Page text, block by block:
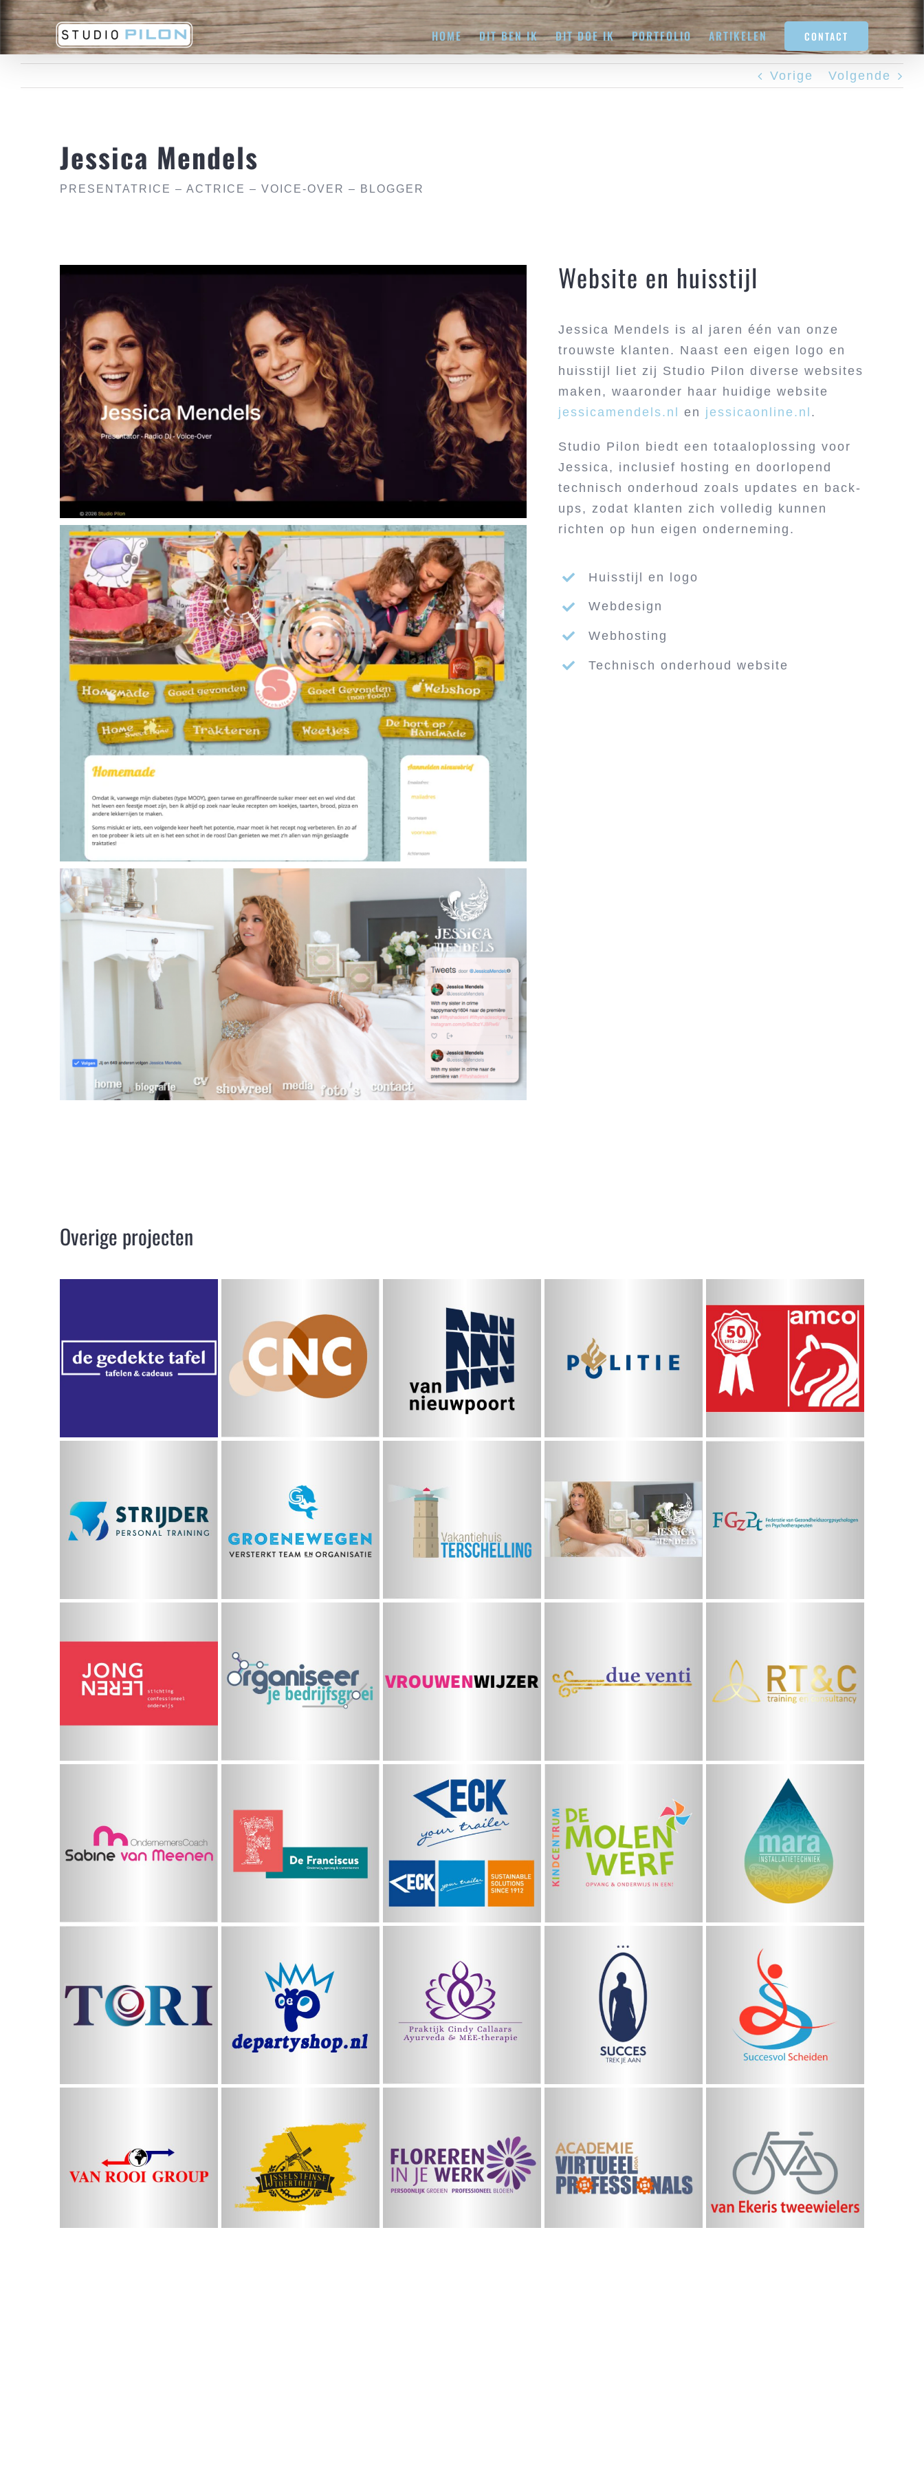
Ga
naar
inhoud
HOME DIT BEN IK DIT DOE IK PORTFOLIO ARTIKELEN CONTACT
Vorige Volgende
Jessica Mendels
PRESENTATRICE – ACTRICE – VOICE-OVER – BLOGGER
Website en huisstijl
Jessica Mendels is al jaren één van onze
trouwste klanten. Naast een eigen logo en
huisstijl liet zij Studio Pilon diverse websites
maken, waaronder haar huidige website
jessicamendels.nl en jessicaonline.nl .
Studio Pilon biedt een totaaloplossing voor
Jessica, inclusief hosting en doorlopend
technisch onderhoud zoals updates en back-
ups, zodat klanten zich volledig kunnen
richten op hun eigen onderneming.
Huisstijl en logo
Webdesign
Webhosting
Technisch onderhoud website
Overige projecten
De Gedekte Tafel
CNC
Grondstoffen
Van Nieuwpoort Politie AMCO
Strijder Personal
Training
Groenewegen
Vakantiehuis
Terschelling
Jessica Mendels FGzPt
Jong Leren
Organiseer je
bedrijfsgroei
Vrouwenwijzer Due Venti RT&C
Sabine van
Meenen
De Franciscus Van Eck De Molenwerf
Mara
Installatietechniek
TORI DePartyshop.nl
Praktijk Cindy
Callaars
Succes Trek Je
Aan
Succesvol
Scheiden
Nederland
Van Rooi Group
Stichting
IJsselsteinse
Toertocht
Floreren in je
Werk
Academie
Virtueel
Professionals
van Ekeris
tweewielers